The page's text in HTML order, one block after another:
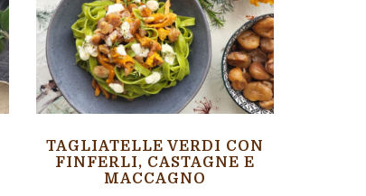
TAGLIATELLE VERDI CON
FINFERLI, CASTAGNE E
MACCAGNO